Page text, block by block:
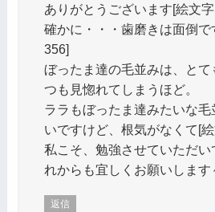
ありがとうございます[絵文
確かに・・・歯磨きは面倒で
356]
ぼったま達の毛並みは、と
つも見惚れてしまうほど。
ララもぼったま達みたいな
いですけど、根気がなくて[
私こそ、勉強させていただい
れからも宜しくお願いします
返信